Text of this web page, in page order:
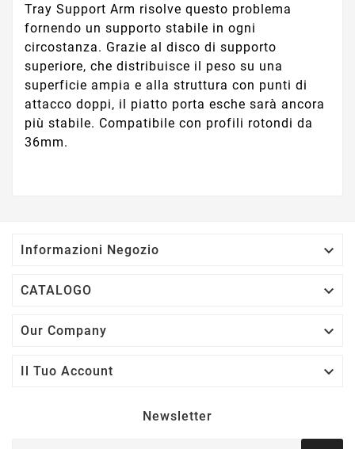
Tray Support Arm risolve questo problema
fornendo un supporto stabile in ogni
circostanza. Grazie al disco di supporto
superiore, che distribuisce il peso su una
superficie ampia e alla struttura con punti di
attacco doppi, il piatto porta esche sarà ancora
più stabile. Compatibile con profili rotondi da
36mm.
Informazioni Negozio 
CATALOGO 
Our Company 
Il Tuo Account 
Newsletter